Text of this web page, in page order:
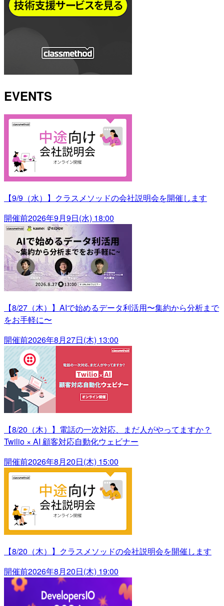
EVENTS
【9/9（水）】クラスメソッドの会社説明会を開催します
開催前2026年9月9日(水) 18:00
【8/27（木）】AIで始めるデータ利活用〜集約から分析まで
をお手軽に〜
開催前2026年8月27日(木) 13:00
【8/20（木）】電話の一次対応、まだ人がやってますか？
Twilio × AI 顧客対応自動化ウェビナー
開催前2026年8月20日(木) 15:00
【8/20（木）】クラスメソッドの会社説明会を開催します
開催前2026年8月20日(木) 19:00